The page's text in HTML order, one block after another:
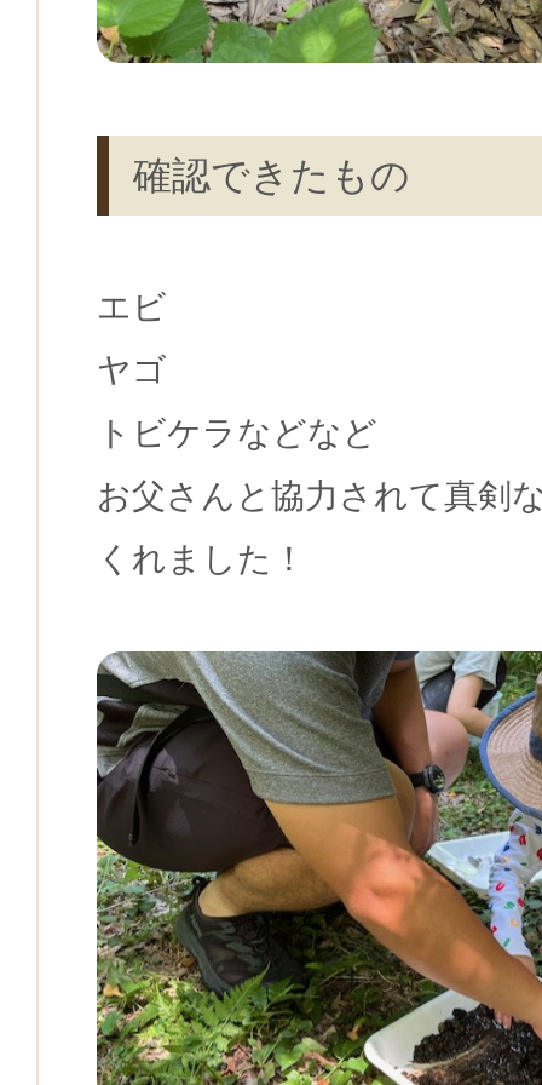
確認できたもの
エビ
ヤゴ
トビケラなどなど
お父さんと協力されて真剣
くれました！